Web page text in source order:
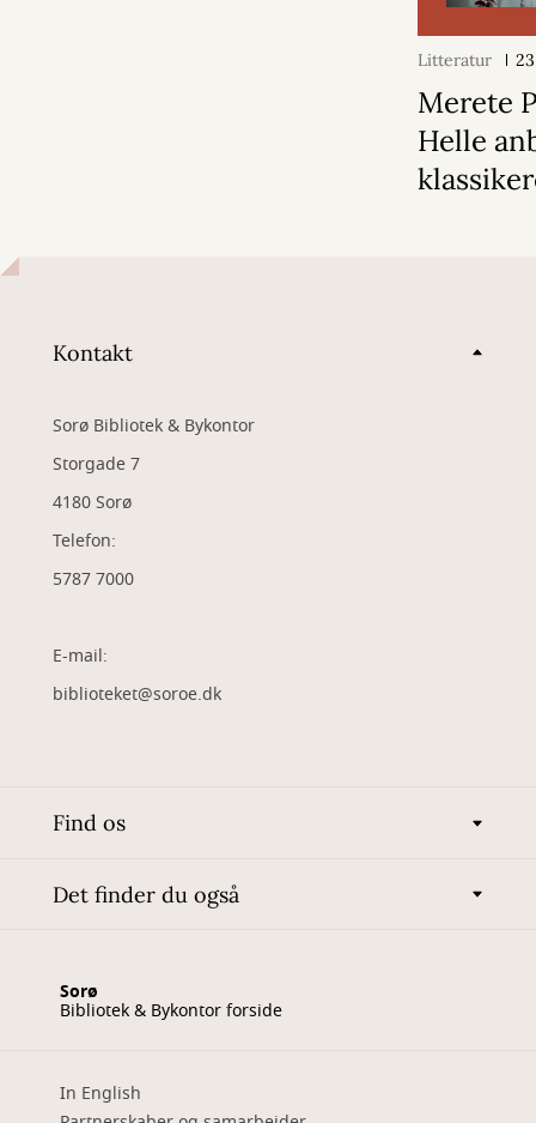
Litteratur
Merete
Helle
Kontakt
Sorø Bibliotek & Bykontor
Storgade 7
4180 Sorø
Telefon:
5787 7000
E-mail:
biblioteket@soroe.dk
Find os
Det finder du også
Sorø
Bibliotek & Bykontor forside
In English